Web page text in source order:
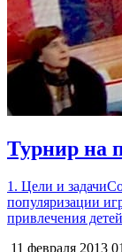
Турнир на
1. Цели и
популяризации
привлечения
11 февраля 2013